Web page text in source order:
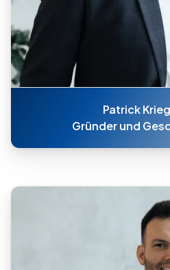
Patrick
Gründer und